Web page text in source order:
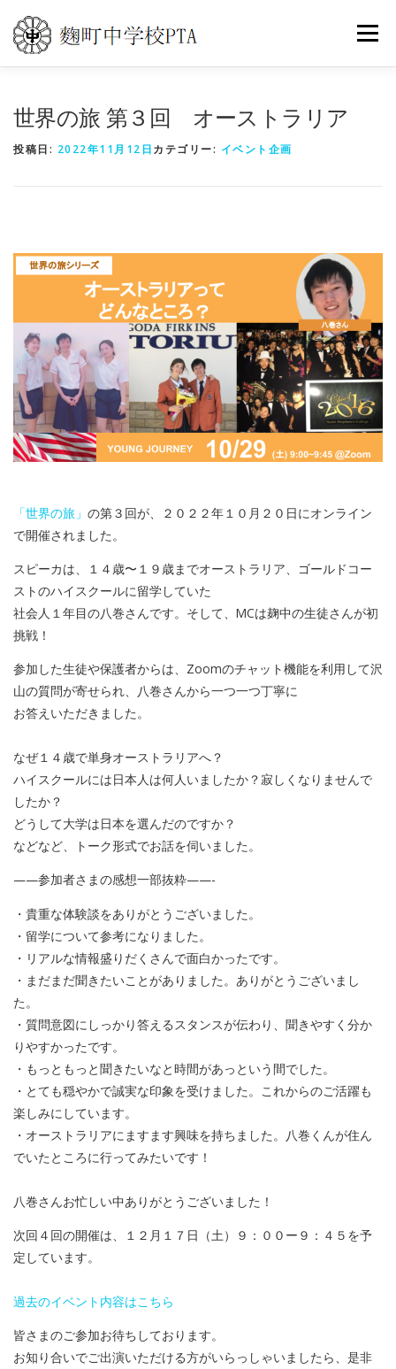
メニュ
世界の旅 第３回 オーストラリア
投稿日: 2022年11月12日カテゴリー: イベント企画
「世界の旅」 の第３回が、２０２２年１０月２０日にオンライン
で開催されました。
スピーカは、１４歳〜１９歳までオーストラリア、ゴールドコー
ストのハイスクールに留学していた
社会人１年目の八巻さんです。そして、MCは麹中の生徒さんが初
挑戦！
参加した生徒や保護者からは、Zoomのチャット機能を利用して沢
山の質問が寄せられ、八巻さんから一つ一つ丁寧に
お答えいただきました。
なぜ１４歳で単身オーストラリアへ？
ハイスクールには日本人は何人いましたか？寂しくなりませんで
したか？
どうして大学は日本を選んだのですか？
などなど、トーク形式でお話を伺いました。
——参加者さまの感想一部抜粋——-
・貴重な体験談をありがとうございました。
・留学について参考になりました。
・リアルな情報盛りだくさんで面白かったです。
・まだまだ聞きたいことがありました。ありがとうございまし
た。
・質問意図にしっかり答えるスタンスが伝わり、聞きやすく分か
りやすかったです。
・もっともっと聞きたいなと時間があっという間でした。
・とても穏やかで誠実な印象を受けました。これからのご活躍も
楽しみにしています。
・オーストラリアにますます興味を持ちました。八巻くんが住ん
でいたところに行ってみたいです！
八巻さんお忙しい中ありがとうございました！
次回４回の開催は、１２月１７日（土）９：００ー９：４５を予
定しています。
過去のイベント内容はこちら
皆さまのご参加お待ちしております。
お知り合いでご出演いただける方がいらっしゃいましたら、是非